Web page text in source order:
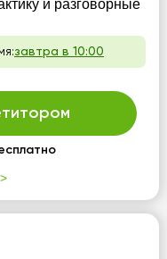
и разговорные
завтра в 10:00